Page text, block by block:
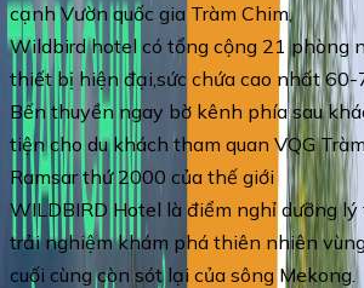
cạnh Vườn quốc gia Tràm Chim,
Wildbird hotel có tổng cộng 21 phòng
thiết bị hiện đại,sức chứa cao nhất 60-
Bến thuyền ngay bờ kênh phía sau
tiện cho du khách tham quan VQG
Ramsar thứ 2000 của thế giới
WILDBIRD Hotel là điểm nghỉ dưỡng
trải nghiệm khám phá thiên nhiên
cuối cùng còn sót lại của sông Mekong.